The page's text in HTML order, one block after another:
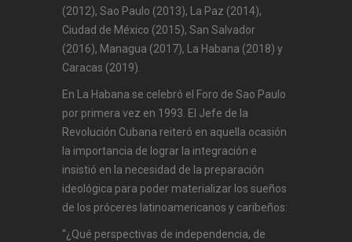
(2012), Sao Paulo (2013), La Paz (2014),
Ciudad de México (2015), San Salvador
(2016), Managua (2017), La Habana (2018) y
Caracas (2019).
En La Habana se celebró el Foro de Sao Paulo
por primera vez en 1993. El Jefe de la
Revolución Cubana reiteró en aquella ocasión
la importancia de lograr la integración e
insistió en la necesidad de la preparación
ideológica para poder materializar los sueños
de los próceres latinoamericanos y caribeños:
“¿Qué perspectivas de independencia, de